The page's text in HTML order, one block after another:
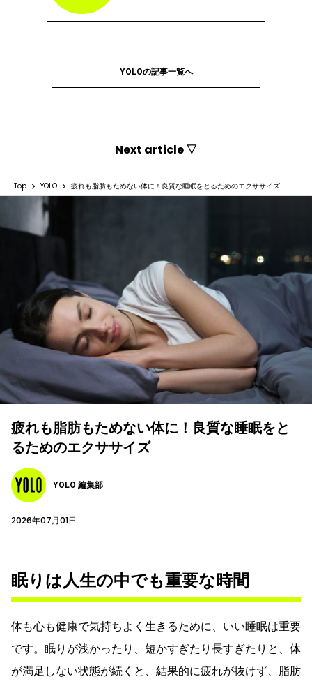
YOLOの記事一覧へ
Next article ▽
Top YOLO 疲れも脂肪もためない体に！良質な睡眠をとるためのエクササイズ
疲れも脂肪もためない体に！良質な睡眠をと
るためのエクササイズ
YOLO 編集部
2026年07月01日
眠りは人生の中でも重要な時間
体も心も健康で気持ちよく生きるために、いい睡眠は重要
です。眠りが浅かったり、短かすぎたり長すぎたりと、体
が満足しない状態が続くと、結果的に疲れが抜けず、脂肪